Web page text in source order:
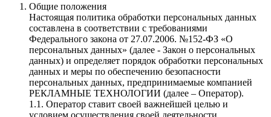
Общие положения
Настоящая политика обработки персональных данных
составлена в соответствии с требованиями
Федерального закона от 27.07.2006. №152-ФЗ «О
персональных данных» (далее - Закон о персональных
данных) и определяет порядок обработки персональных
данных и меры по обеспечению безопасности
персональных данных, предпринимаемые компанией
РЕКЛАМНЫЕ ТЕХНОЛОГИИ (далее – Оператор).
1.1. Оператор ставит своей важнейшей целью и
условием осуществления своей деятельности